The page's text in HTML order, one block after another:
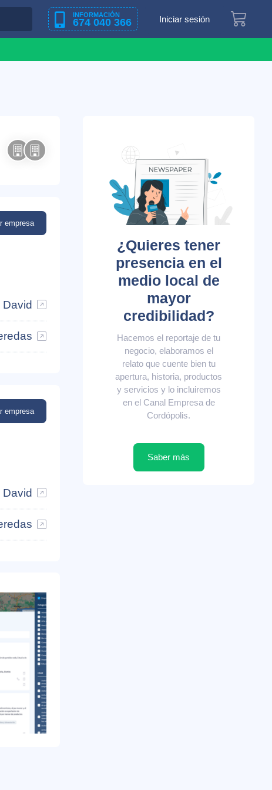
INFORMACIÓN
674 040 366 Iniciar sesión
empresa
empresa
David
¿Quieres tener
presencia en el
medio local de
mayor
credibilidad?
Hacemos el reportaje de tu
negocio, elaboramos el
relato que cuente bien tu
apertura, historia, productos
y servicios y lo incluiremos
en el Canal Empresa de
Cordópolis.
Saber más